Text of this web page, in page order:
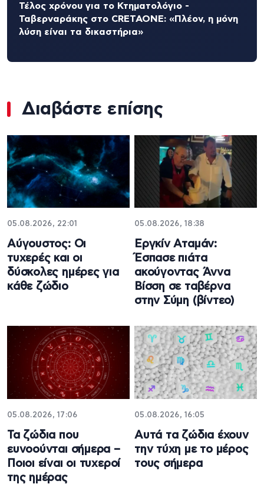
Τέλος χρόνου για το Κτηματολόγιο -
Ταβερναράκης στο CRETAONE: «Πλέον, η μόνη
λύση είναι τα δικαστήρια»
Διαβάστε επίσης
05.08.2026, 22:01
Αύγουστος: Οι
τυχερές και οι
δύσκολες ημέρες για
κάθε ζώδιο
05.08.2026, 18:38
Εργκίν Αταμάν:
Έσπασε πιάτα
ακούγοντας Άννα
Βίσση σε ταβέρνα
στην Σύμη (βίντεο)
05.08.2026, 17:06
Τα ζώδια που
ευνοούνται σήμερα –
Ποιοι είναι οι τυχεροί
της ημέρας
05.08.2026, 16:05
Αυτά τα ζώδια έχουν
την τύχη με το μέρος
τους σήμερα